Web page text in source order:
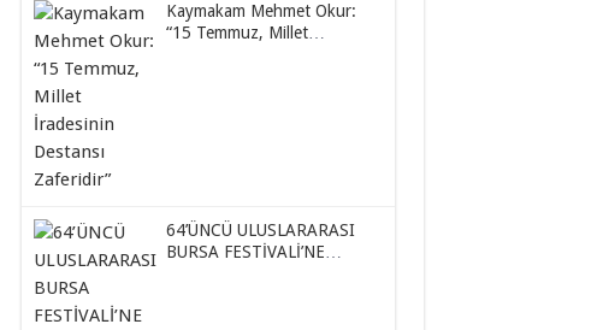
Kaymakam Mehmet Okur:
“15 Temmuz, Millet
64’ÜNCÜ ULUSLARARASI
BURSA FESTİVALİ’NE